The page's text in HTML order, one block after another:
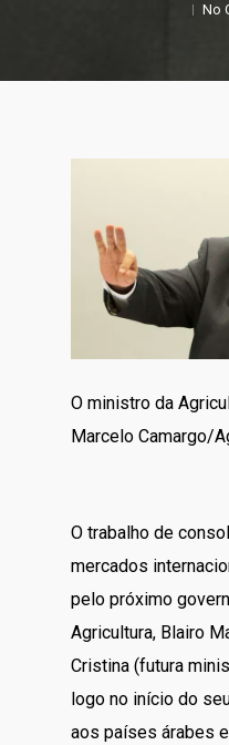
No
O ministro da
Marcelo Camargo/
O trabalho de
mercados
pelo próximo
Agricultura, Blairo
Cristina (futura
logo no início do
aos países árabes